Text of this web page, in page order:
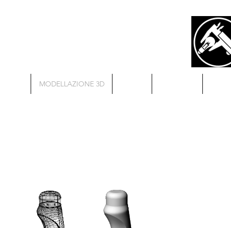
MODELLAZIONE 3D